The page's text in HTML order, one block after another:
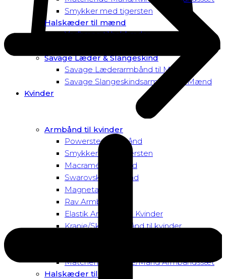
Smykker med tigersten
Halskæder til mænd
Vedhæng til halskæder
Savage Læder & Slangeskind
Savage Læderarmbånd til Mænd
Savage Slangeskindsarmbånd til Mænd
Kvinder
Armbånd til kvinder
Powersten Armbånd
Smykker med tigersten
Macramé Armbånd
Swarovski Armbånd
Magnetarmbånd
Rav Armbånd
Elastik Armbånd til Kvinder
Kranie/Skull Armbånd til kvinder
Matchende Kvinde/Mand Armbåndssæt
Halskæder til Kvinder